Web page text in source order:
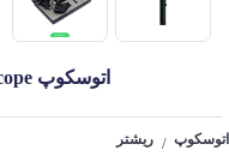
اتوسکوپ L-Ri- scope ریشتر (Riester)
اتوسکوپ / ریشتر